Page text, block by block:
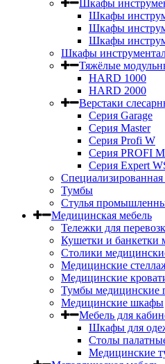
Шкафы
Шкафы
Шкафы
Шкафы
Шкафы
Тяжёлые
HARD 1000
HARD 2000
Верстаки
Серия Garage
Серия Master
Серия Profi W
Серия PROFI M
Серия Expert
Специализированная
Тумбы
Стулья
Медицинская мебель
Тележки для
Кушетки и банкетки
Столики
Медицинские
Медицинские
Тумбы медицинские
Медицинские шкафы
Мебель для
Шкафы для
Столы
Медицинские